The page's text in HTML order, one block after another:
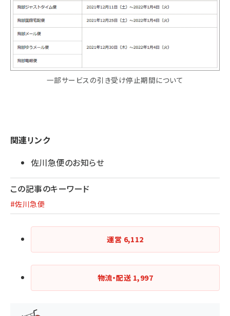
一部サービスの引き受け停止期間について
関連リンク
佐川急便のお知らせ
この記事のキーワード
#佐川急便
運営 6,112
物流・配送 1,997